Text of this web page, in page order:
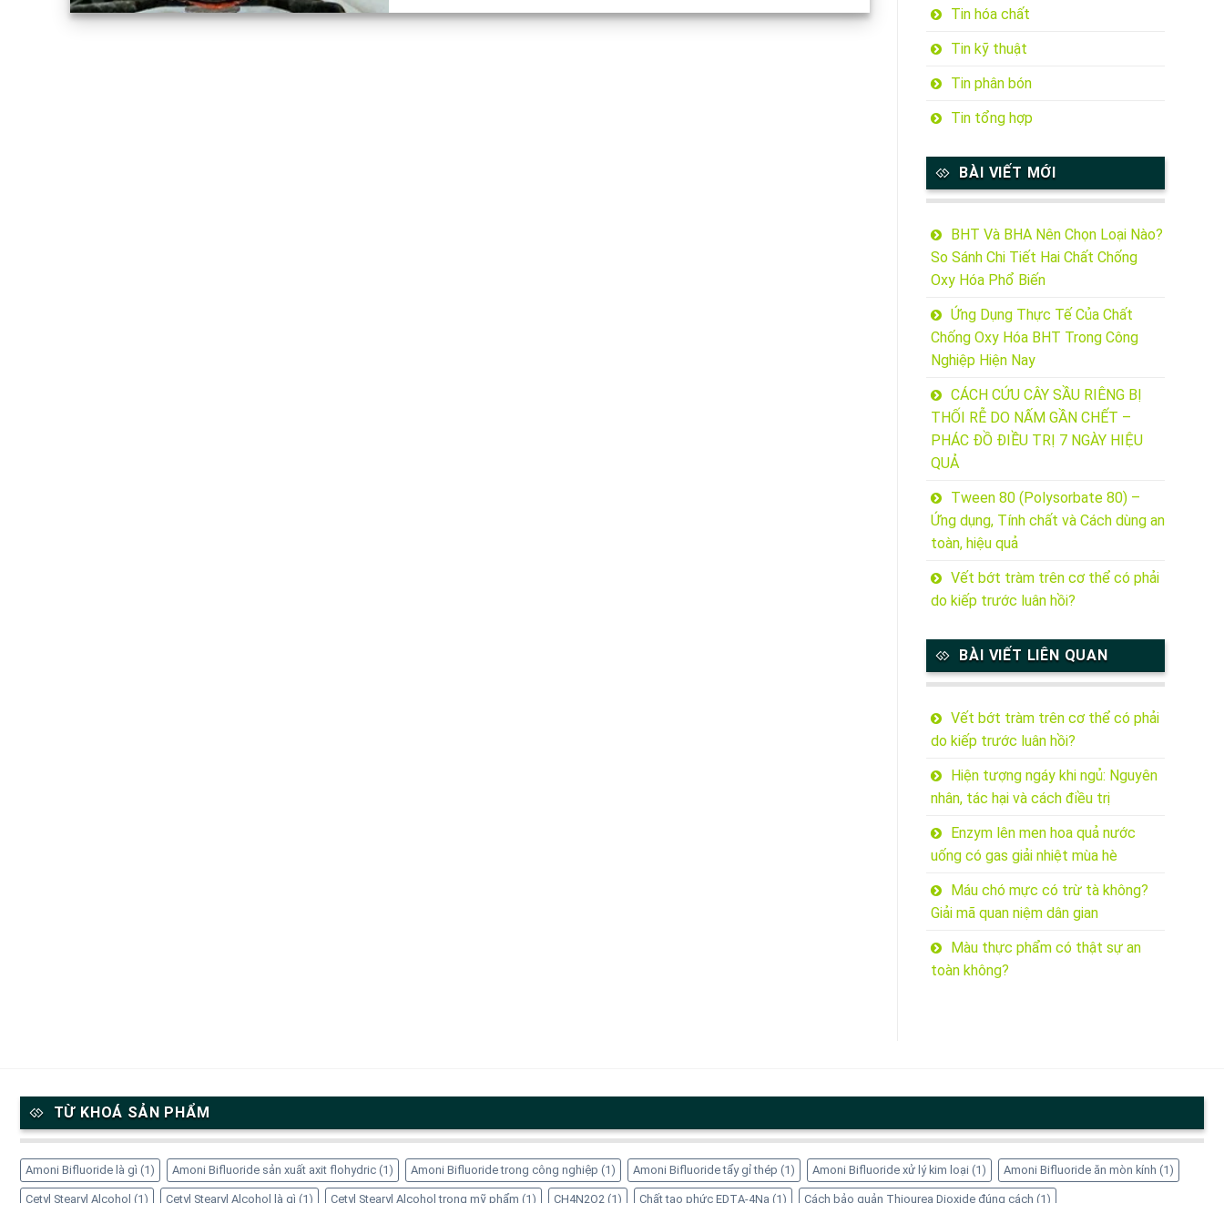
Tin hóa chất
Tin kỹ thuật
Tin phân bón
Tin tổng hợp
BÀI VIẾT MỚI
BHT Và BHA Nên Chọn Loại Nào?
So Sánh Chi Tiết Hai Chất Chống
Oxy Hóa Phổ Biến
Ứng Dụng Thực Tế Của Chất
Chống Oxy Hóa BHT Trong Công
Nghiệp Hiện Nay
CÁCH CỨU CÂY SẦU RIÊNG BỊ
THỐI RỄ DO NẤM GẦN CHẾT –
PHÁC ĐỒ ĐIỀU TRỊ 7 NGÀY HIỆU
QUẢ
Tween 80 (Polysorbate 80) –
Ứng dụng, Tính chất và Cách dùng an
toàn, hiệu quả
Vết bớt tràm trên cơ thể có phải
do kiếp trước luân hồi?
BÀI VIẾT LIÊN QUAN
Vết bớt tràm trên cơ thể có phải
do kiếp trước luân hồi?
Hiện tượng ngáy khi ngủ: Nguyên
nhân, tác hại và cách điều trị
Enzym lên men hoa quả nước
uống có gas giải nhiệt mùa hè
Máu chó mực có trừ tà không?
Giải mã quan niệm dân gian
Màu thực phẩm có thật sự an
toàn không?
TỪ KHOÁ SẢN PHẨM
Amoni Bifluoride là gì (1) Amoni Bifluoride sản xuất axit flohydric(1) Amoni Bifluoride trong công nghiệp (1) Amoni Bifluoride tẩy gỉ thép (1) Amoni Bifluoride xử lý kim loại (1) Amoni Bifluoride ăn mòn kính (1)
Cetyl Stearyl Alcohol (1) Cetyl Stearyl Alcohol là gì (1) Cetyl Stearyl Alcohol trong mỹ phẩm (1) CH4N2O2(1) Chất tạo phức EDTA-4Na (1) Cách bảo quản Thiourea Dioxide đúng cách (1)